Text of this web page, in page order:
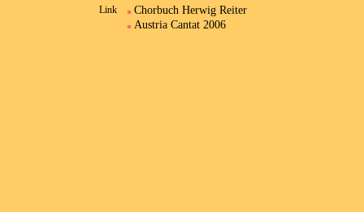
Link
Chorbuch Herwig Reiter
Austria Cantat 2006